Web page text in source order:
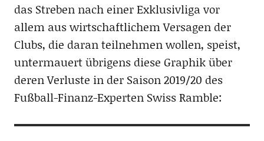
das Streben nach einer Exklusivliga vor
allem aus wirtschaftlichem Versagen der
Clubs, die daran teilnehmen wollen, speist,
untermauert übrigens diese Graphik über
deren Verluste in der Saison 2019/20 des
Fußball-Finanz-Experten Swiss Ramble: